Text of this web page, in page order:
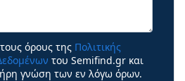
όρους της Πολιτικής
του Semifind.gr και
γνώση των εν λόγω όρων.